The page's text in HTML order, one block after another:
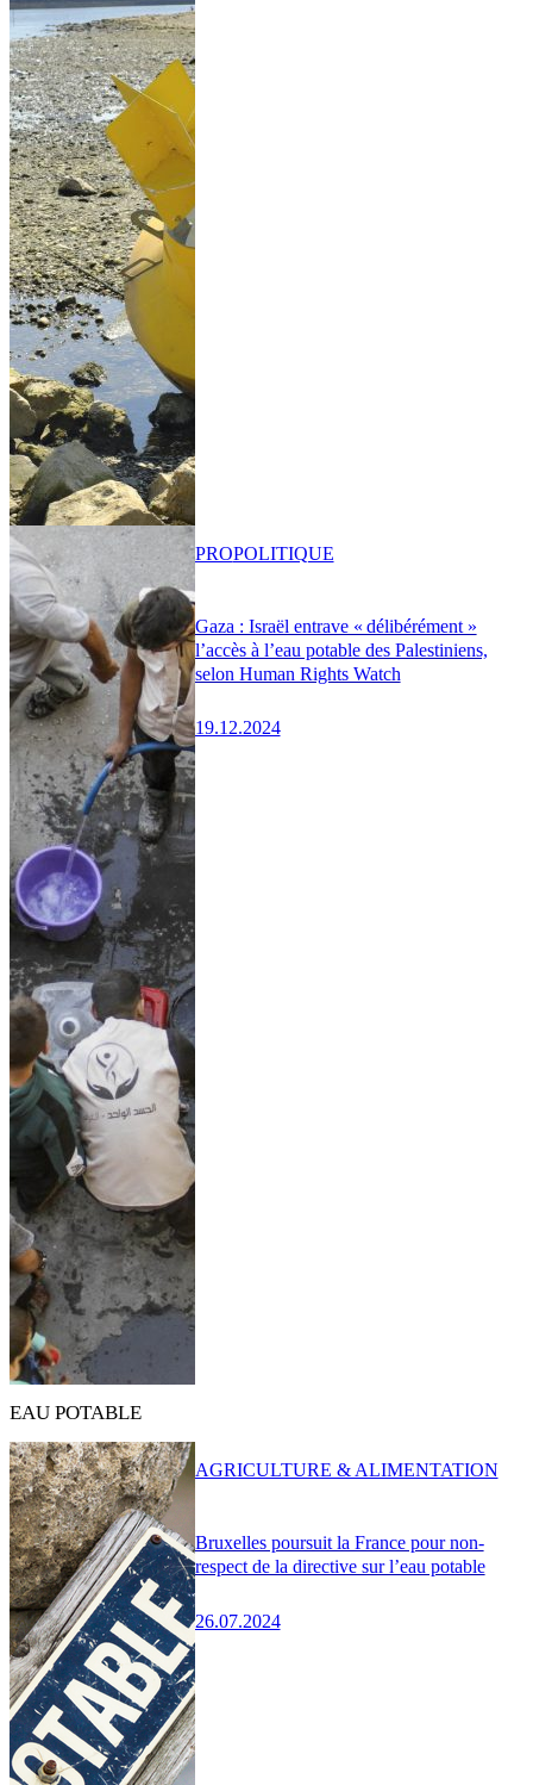
Gaza : Israël entrave « délibérément »
l’accès à l’eau potable des Palestiniens,
selon Human Rights Watch
19.12.2024
PROPOLITIQUE
EAU POTABLE
Bruxelles poursuit la France pour non-
respect de la directive sur l’eau potable
26.07.2024
AGRICULTURE & ALIMENTATION